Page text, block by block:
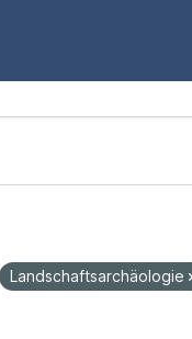
Landschaftsarchäologie